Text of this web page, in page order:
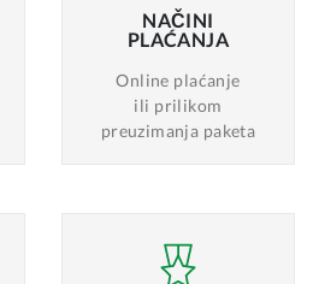
NAČINI
PLAĆANJA
Online plaćanje
ili prilikom
preuzimanja paketa